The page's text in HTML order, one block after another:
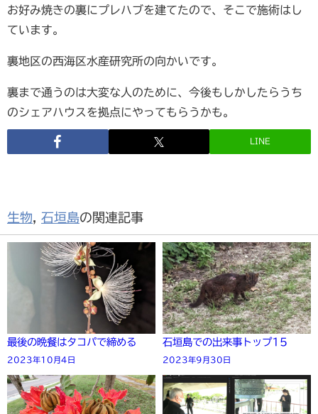
お好み焼きの裏にプレハブを建てたので、そこで施術はし
ています。
裏地区の西海区水産研究所の向かいです。
裏まで通うのは大変な人のために、今後もしかしたらうち
のシェアハウスを拠点にやってもらうかも。
LINE
生物, 石垣島の関連記事
最後の晩餐はタコパで締める
2023年10月4日
石垣島での出来事トップ15
2023年9月30日